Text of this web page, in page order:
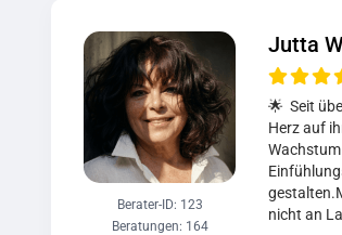
Jutta
🌟 Seit
Herz auf
nicht an
Berater-ID: 123
Beratungen: 164